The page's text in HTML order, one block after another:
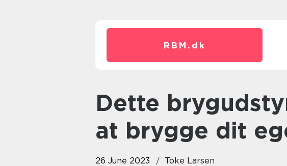
RBM. dk
Dette brygudstyr behøver du til
at brygge dit
26 June 2023 Toke Larsen